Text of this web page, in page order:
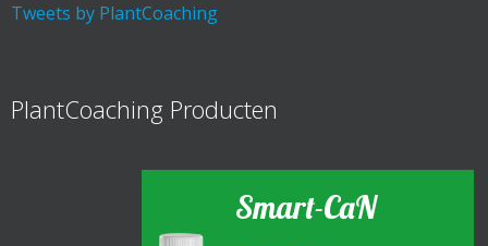
Tweets by PlantCoaching
PlantCoaching Producten
Smart-CaN